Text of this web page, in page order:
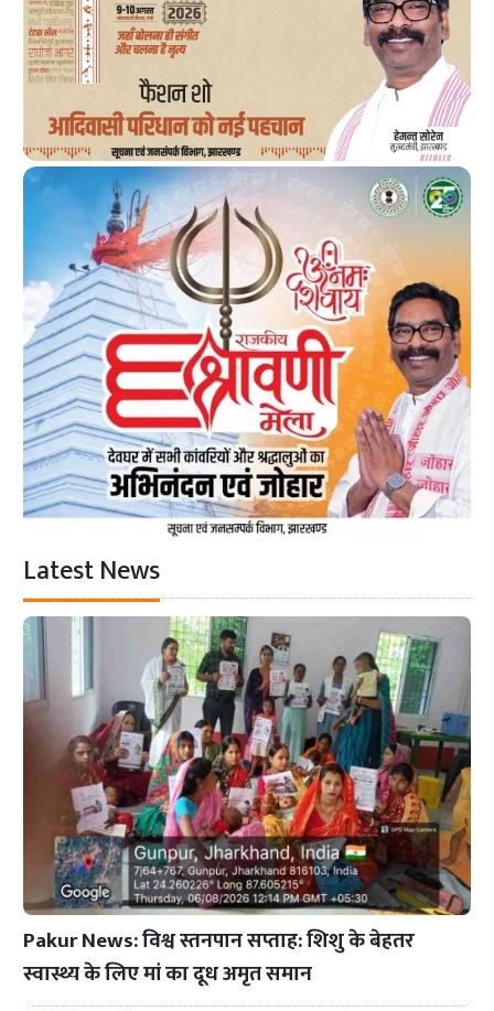
Latest News
Pakur News: विश्व स्तनपान सप्ताह: शिशु के बेहतर
स्वास्थ्य के लिए मां का दूध अमृत समान